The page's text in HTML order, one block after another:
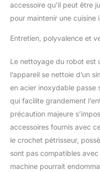
accessoire qu’il peut être
pour maintenir une cuisine
Entretien, polyvalence et
Le nettoyage du robot est
l’appareil se nettoie d’un
en acier inoxydable passe
qui facilite grandement
précaution majeure
accessoires fournis avec
le crochet pétrisseur,
sont pas compatibles
machine pourrait